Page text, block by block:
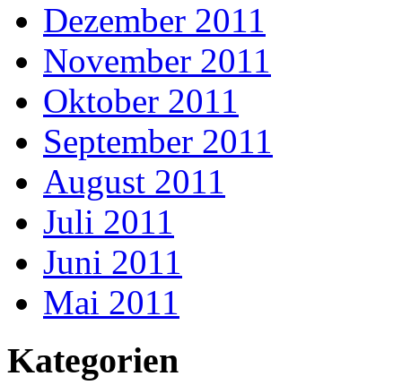
Dezember 2011
November 2011
Oktober 2011
September 2011
August 2011
Juli 2011
Juni 2011
Mai 2011
Kategorien